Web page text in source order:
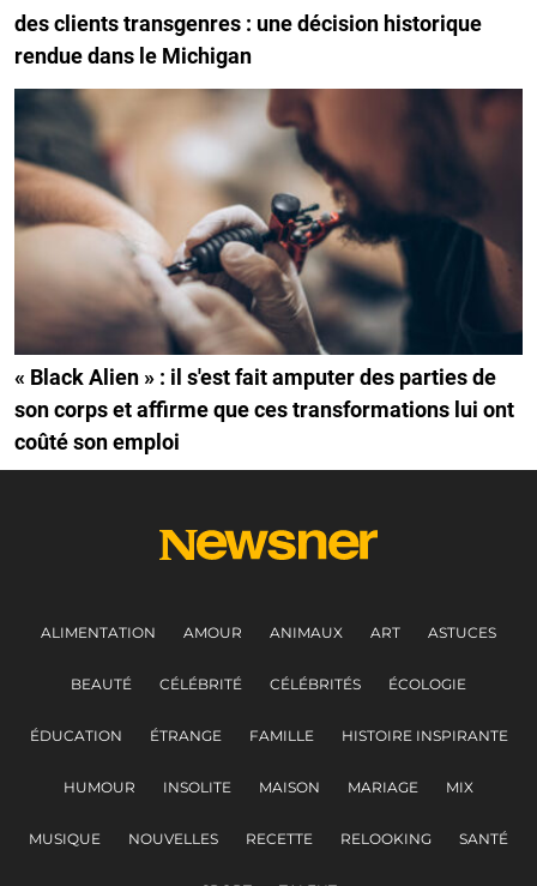
des clients transgenres : une décision historique
rendue dans le Michigan
« Black Alien » : il s'est fait amputer des parties de
son corps et affirme que ces transformations lui ont
coûté son emploi
ALIMENTATION AMOUR ANIMAUX ART ASTUCES
BEAUTÉ CÉLÉBRITÉ CÉLÉBRITÉS ÉCOLOGIE
ÉDUCATION ÉTRANGE FAMILLE HISTOIRE INSPIRANTE
HUMOUR INSOLITE MAISON MARIAGE MIX
MUSIQUE NOUVELLES RECETTE RELOOKING SANTÉ